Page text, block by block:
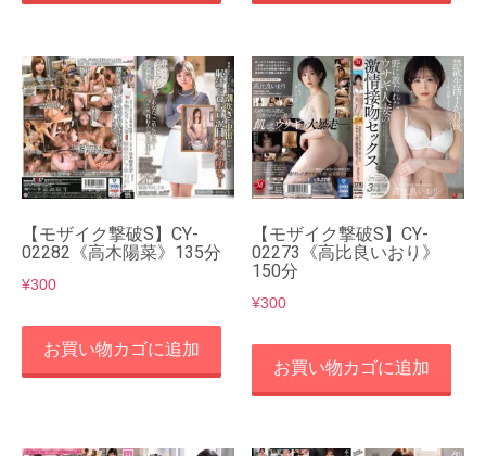
【モザイク撃破S】CY-
02282《高木陽菜》135分
¥300
お買い物カゴに追加
【モザイク撃破S】CY-
02273《高比良いおり》
150分
¥300
お買い物カゴに追加